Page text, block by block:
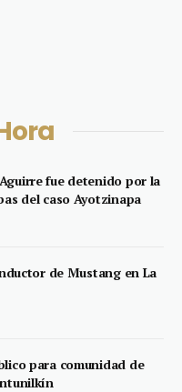
fue detenido por la
del caso Ayotzinapa
de Mustang en La
para comunidad de